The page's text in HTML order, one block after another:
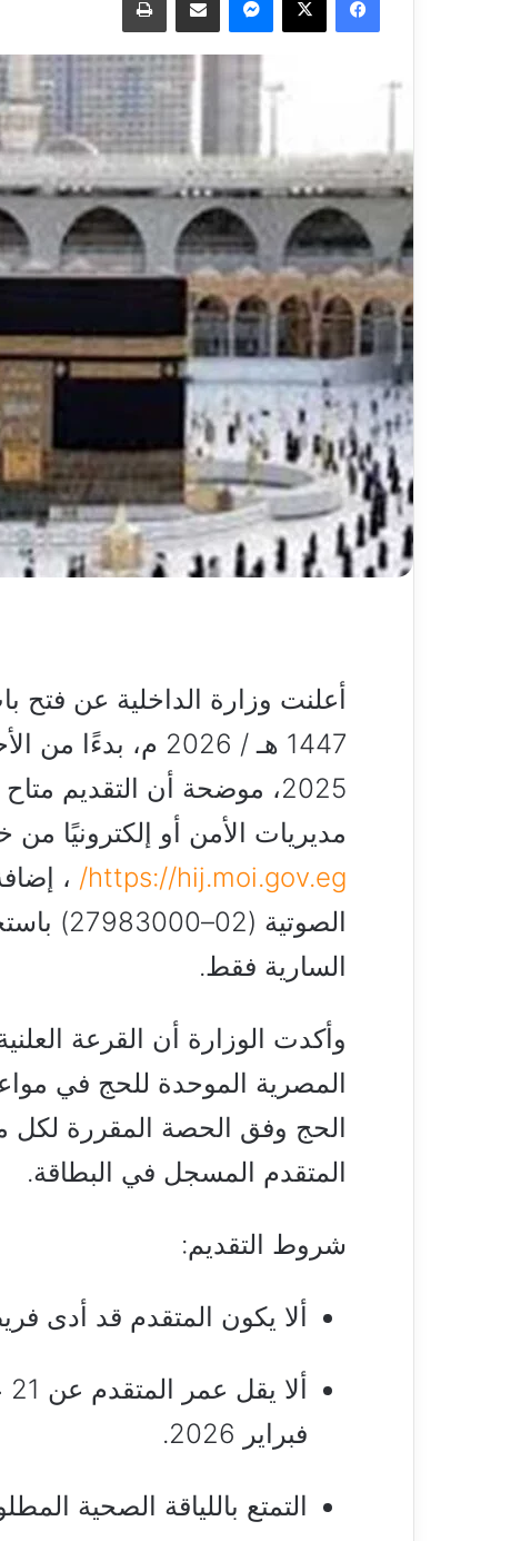
أعلنت وزارة الداخلية عن فتح
2025، موضحة أن التقديم
مديريات الأمن أو إلكترونيًا
https://hij.moi.gov.eg/
،
الصوتية
السارية فقط.
وأكدت الوزارة أن القرعة
المصرية الموحدة للحج في
الحج وفق الحصة المقررة لكل
المتقدم المسجل في البطاقة.
شروط التقديم:
ألا يكون المتقدم قد أدى
فبراير 2026.
التمتع باللياقة الصحية